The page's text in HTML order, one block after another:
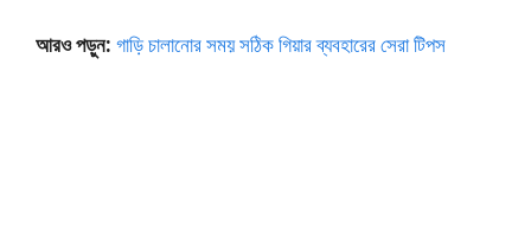
আরও পড়ুন: গাড়ি চালানোর সময় সঠিক গিয়ার ব্যবহারের সেরা টিপস